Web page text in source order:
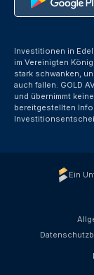
Investitionen in
im Vereinigten
stark schwanken,
auch fallen. GOLD
und übernimmt
bereitgestellten
Ein